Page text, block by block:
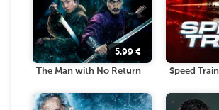
5.99 €
The Man with No Return Speed Train